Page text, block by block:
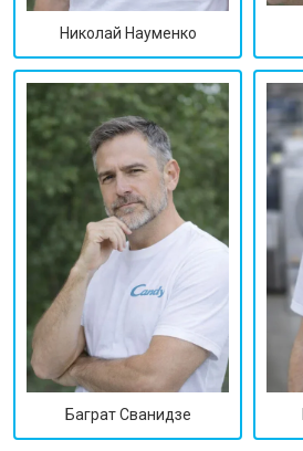
Николай Науменко
Баграт Сванидзе